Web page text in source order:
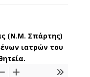
(Ν.Μ. Σπάρτης)
ιατρών του